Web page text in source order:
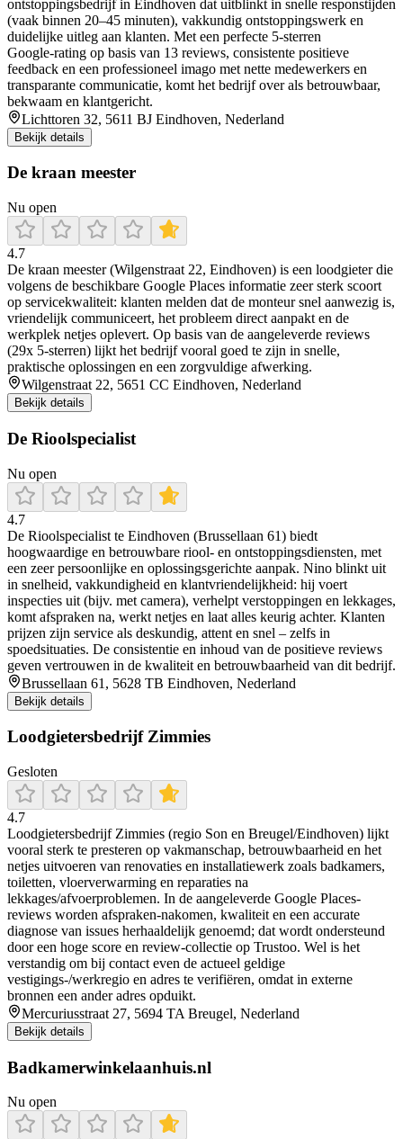
ontstoppingsbedrijf in Eindhoven dat uitblinkt in snelle responstijden
(vaak binnen 20–45 minuten), vakkundig ontstoppingswerk en
duidelijke uitleg aan klanten. Met een perfecte 5‑sterren
Google‑rating op basis van 13 reviews, consistente positieve
feedback en een professioneel imago met nette medewerkers en
transparante communicatie, komt het bedrijf over als betrouwbaar,
bekwaam en klantgericht.
Lichttoren 32, 5611 BJ Eindhoven, Nederland
Bekijk details
De kraan meester
Nu open
4.7
De kraan meester (Wilgenstraat 22, Eindhoven) is een loodgieter die
volgens de beschikbare Google Places informatie zeer sterk scoort
op servicekwaliteit: klanten melden dat de monteur snel aanwezig is,
vriendelijk communiceert, het probleem direct aanpakt en de
werkplek netjes oplevert. Op basis van de aangeleverde reviews
(29x 5-sterren) lijkt het bedrijf vooral goed te zijn in snelle,
praktische oplossingen en een zorgvuldige afwerking.
Wilgenstraat 22, 5651 CC Eindhoven, Nederland
Bekijk details
De Rioolspecialist
Nu open
4.7
De Rioolspecialist te Eindhoven (Brussellaan 61) biedt
hoogwaardige en betrouwbare riool- en ontstoppingsdiensten, met
een zeer persoonlijke en oplossingsgerichte aanpak. Nino blinkt uit
in snelheid, vakkundigheid en klantvriendelijkheid: hij voert
inspecties uit (bijv. met camera), verhelpt verstoppingen en lekkages,
komt afspraken na, werkt netjes en laat alles keurig achter. Klanten
prijzen zijn service als deskundig, attent en snel – zelfs in
spoedsituaties. De consistentie en inhoud van de positieve reviews
geven vertrouwen in de kwaliteit en betrouwbaarheid van dit bedrijf.
Brussellaan 61, 5628 TB Eindhoven, Nederland
Bekijk details
Loodgietersbedrijf Zimmies
Gesloten
4.7
Loodgietersbedrijf Zimmies (regio Son en Breugel/Eindhoven) lijkt
vooral sterk te presteren op vakmanschap, betrouwbaarheid en het
netjes uitvoeren van renovaties en installatiewerk zoals badkamers,
toiletten, vloerverwarming en reparaties na
lekkages/afvoerproblemen. In de aangeleverde Google Places-
reviews worden afspraken-nakomen, kwaliteit en een accurate
diagnose van issues herhaaldelijk genoemd; dat wordt ondersteund
door een hoge score en review-collectie op Trustoo. Wel is het
verstandig om bij contact even de actueel geldige
vestigings-/werkregio en adres te verifiëren, omdat in externe
bronnen een ander adres opduikt.
Mercuriusstraat 27, 5694 TA Breugel, Nederland
Bekijk details
Badkamerwinkelaanhuis.nl
Nu open